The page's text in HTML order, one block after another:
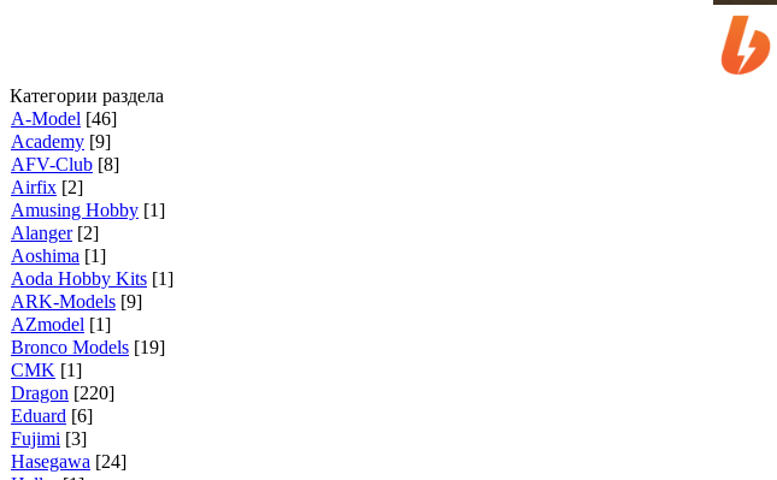
Категории раздела
A-Model [46]
Academy [9]
AFV-Club [8]
Airfix [2]
Amusing Hobby [1]
Alanger [2]
Aoshima [1]
Aoda Hobby Kits [1]
ARK-Models [9]
AZmodel [1]
Bronco Models [19]
CMK [1]
Dragon [220]
Eduard [6]
Fujimi [3]
Hasegawa [24]